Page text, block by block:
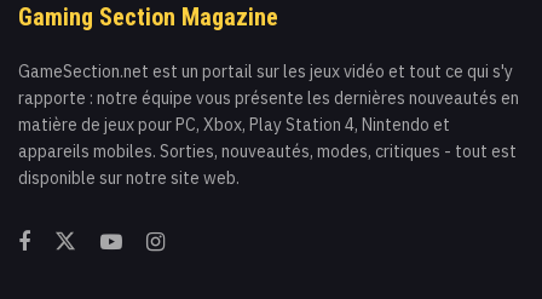
Gaming Section Magazine
GameSection.net est un portail sur les jeux vidéo et tout ce qui s'y
rapporte : notre équipe vous présente les dernières nouveautés en
matière de jeux pour PC, Xbox, Play Station 4, Nintendo et
appareils mobiles. Sorties, nouveautés, modes, critiques - tout est
disponible sur notre site web.